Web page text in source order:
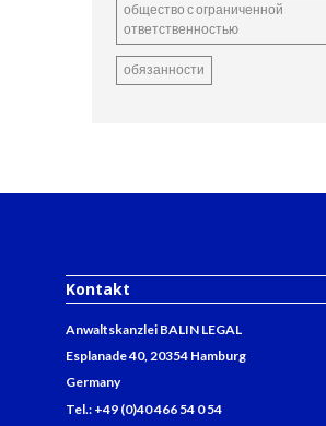
общество с ограниченной
ответственностью
обязанности
Kontakt
Anwaltskanzlei BALIN LEGAL
Esplanade 40, 20354 Hamburg
Germany
Tel.: +49 (0)40 466 54 0 54